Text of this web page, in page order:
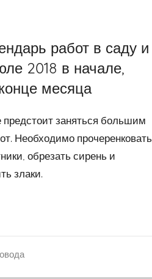
работ в саду и
2018 в начале,
месяца
предстоит заняться большим
Необходимо прочеренковать
обрезать сирень и
злаки.